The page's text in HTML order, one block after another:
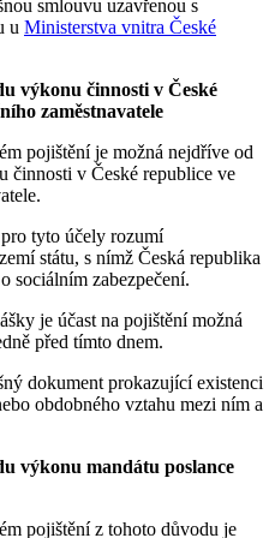
smlouvu uzavřenou s
u Ministerstva vnitra České
výkonu činnosti v České
zaměstnavatele
pojištění je možná nejdříve od
činnosti v České republice ve
tyto účely rozumí
státu, s nímž Česká republika
sociálním zabezpečení.
je účast na pojištění možná
před tímto dnem.
dokument prokazující existenci
obdobného vztahu mezi ním a
výkonu mandátu poslance
pojištění z tohoto důvodu je